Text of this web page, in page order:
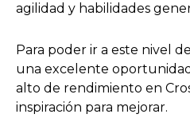
agilidad y habilidades
Para poder ir a este nivel
una excelente
alto de rendimiento en
inspiración para mejorar.